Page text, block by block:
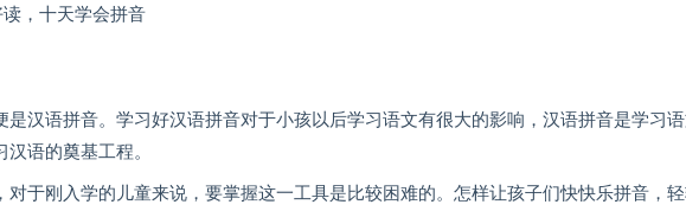
汉语拼音。学习好汉语拼音对于小孩以后学习语文有很大的影响，汉语拼音是学习
语的奠基工程。
于刚入学的儿童来说，要掌握这一工具是比较困难的。怎样让孩子们快快乐拼音，